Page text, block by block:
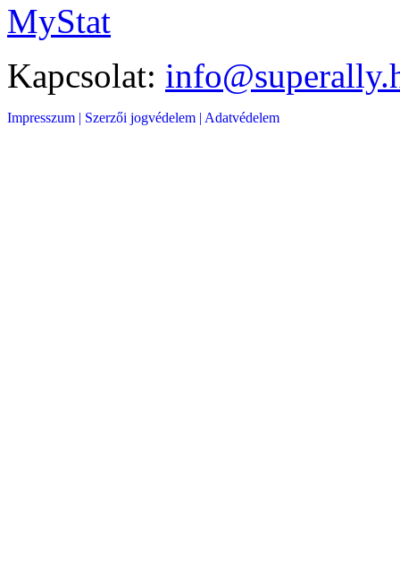
MyStat
Kapcsolat:
Impresszum | Szerzői jogvédelem | Adatvédelem